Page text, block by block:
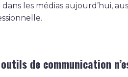
les médias aujourd’hui,
de communication